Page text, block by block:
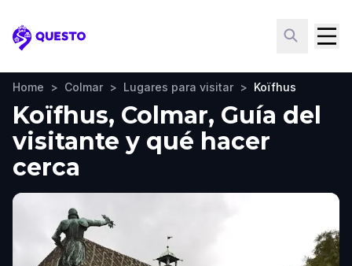
Questo
Home > Colmar > Lugares para visitar > Koïfhus
Koïfhus, Colmar, Guía del
visitante y qué hacer
cerca